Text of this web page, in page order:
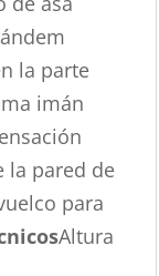
la parte
imán
la pared de
para
Altura